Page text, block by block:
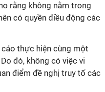
rằng không nằm trong
có quyền điều động các
cáo thực hiện cùng một
đó, không có việc vi
điểm đề nghị truy tố các